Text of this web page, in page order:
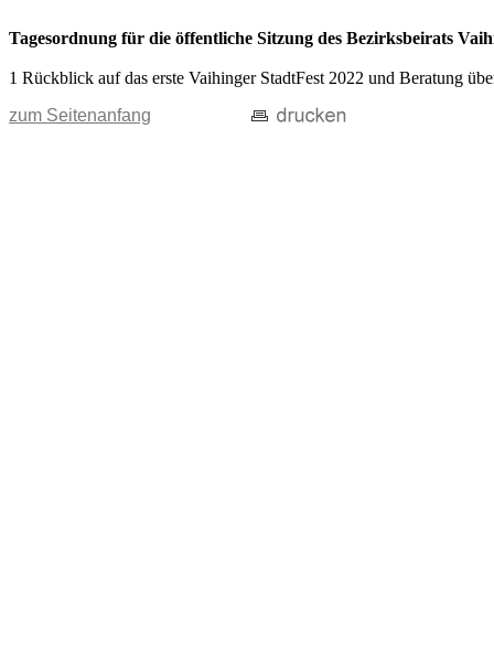
Tagesordnung für die öffentliche Sitzung des Bezirksbeirats
1 Rückblick auf das erste Vaihinger StadtFest 2022 und Beratung
zum Seitenanfang